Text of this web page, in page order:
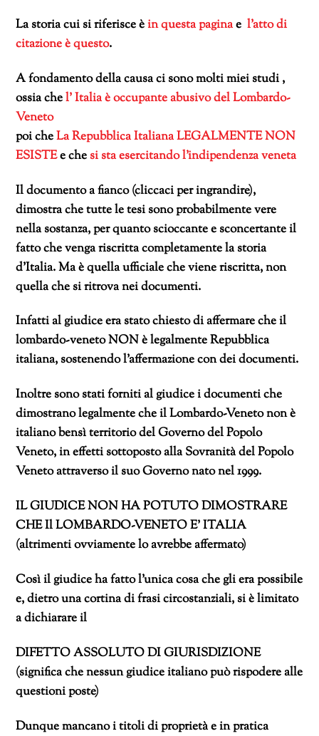
La storia cui si riferisce èin questa paginael’atto di
citazione è questo.
A fondamento della causa ci sono molti miei studi ,
ossia chel’ Italia è occupante abusivo del Lombardo-
Veneto
poi cheLa Repubblica Italiana LEGALMENTE NON
ESISTEe che si sta esercitando l’indipendenza veneta
Il documento a fianco (cliccaci per ingrandire),
dimostra che tutte le tesi sono probabilmente vere
nella sostanza, per quanto scioccante e sconcertante il
fatto che venga riscritta completamente la storia
d’Italia. Ma è quella ufficiale che viene riscritta, non
quella che si ritrova nei documenti.
Infatti al giudice era stato chiesto di affermare che il
lombardo-veneto NON è legalmente Repubblica
italiana, sostenendo l’affermazione con dei documenti.
Inoltre sono stati forniti al giudice i documenti che
dimostrano legalmente che il Lombardo-Veneto non è
italiano bensì territorio del Governo del Popolo
Veneto, in effetti sottoposto alla Sovranità del Popolo
Veneto attraverso il suo Governo nato nel 1999.
IL GIUDICE NON HA POTUTO DIMOSTRARE
CHE Il LOMBARDO-VENETO E’ ITALIA
(altrimenti ovviamente lo avrebbe affermato)
Così il giudice ha fatto l’unica cosa che gli era possibile
e, dietro una cortina di frasi circostanziali, si è limitato
a dichiarare il
DIFETTO ASSOLUTO DI GIURISDIZIONE
(significa che nessun giudice italiano può rispodere alle
questioni poste)
Dunque mancano i titoli di proprietà e in pratica